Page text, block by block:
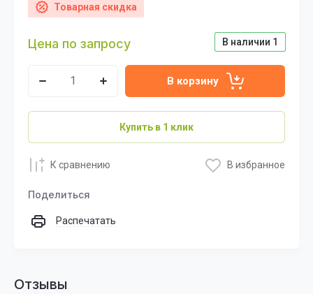
Товарная скидка
В наличии 1
Цена по запросу
В корзину
Купить в 1 клик
К сравнению В избранное
Поделиться
Распечатать
Отзывы